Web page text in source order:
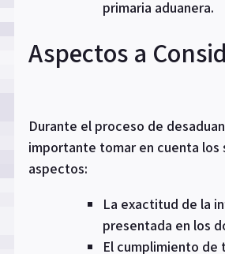
primaria aduanera.
Aspectos a
Durante el proceso de
importante tomar en cuenta los
aspectos:
La exactitud de la
presentada en los
El cumplimiento de